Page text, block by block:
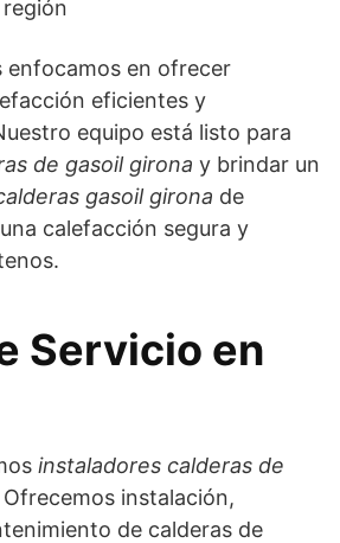
enfocamos en ofrecer
eficientes y
equipo está listo para
de gasoil girona y brindar un
gasoil girona de
calefacción segura y
Servicio en
instaladores calderas de
Ofrecemos instalación,
de calderas de